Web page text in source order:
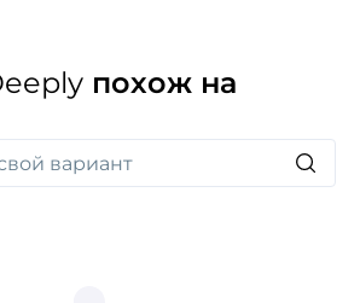
Deeply пополнил семейство
адресован утонченным
соблазняет, в нем таится
и эфемерное дуновение морского
похож на